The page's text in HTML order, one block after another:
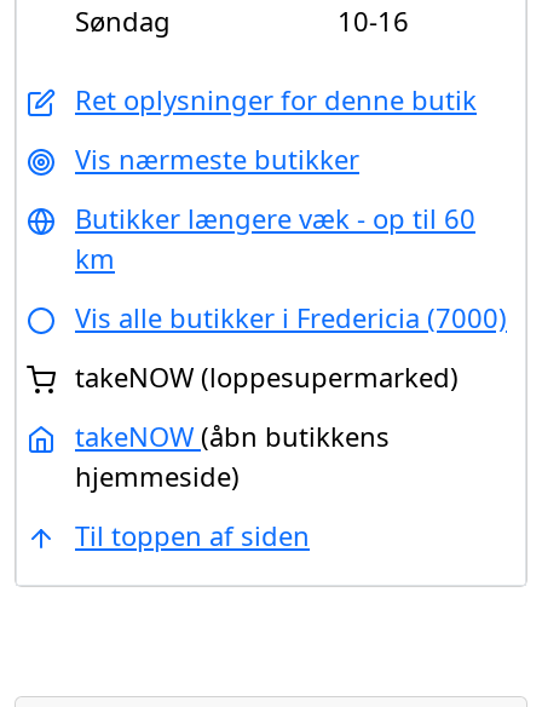
Søndag
10-16
Ret oplysninger for denne butik
Vis nærmeste butikker
Butikker længere væk - op til 60
km
Vis alle butikker i Fredericia (7000)
takeNOW (loppesupermarked)
takeNOW (åbn butikkens
hjemmeside)
Til toppen af siden